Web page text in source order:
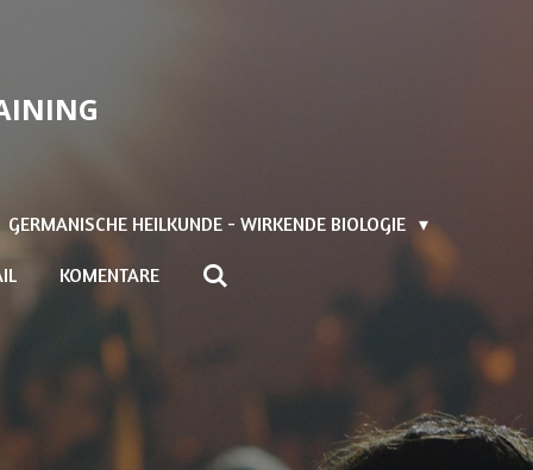
GERMANISCHE HEILKUNDE - WIRKENDE BIOLOGIE
KOMENTARE